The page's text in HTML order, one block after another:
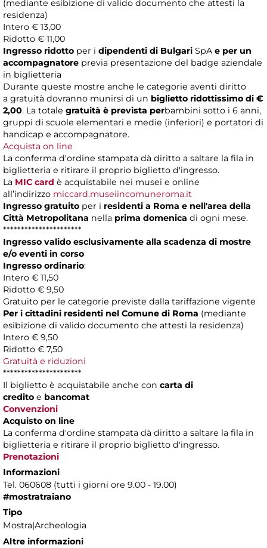
(mediante esibizione di valido documento che attesti la
residenza)
Intero € 13,00
Ridotto € 11,00
Ingresso ridotto per i dipendenti di Bulgari SpA e per un
accompagnatore previa presentazione del badge aziendale
in biglietteria
Durante queste mostre anche le categorie aventi diritto
a gratuità dovranno munirsi di un biglietto ridottissimo di €
2,00. La totale gratuità è prevista perbambini sotto i 6 anni,
gruppi di scuole elementari e medie (inferiori) e portatori di
handicap e accompagnatore.
Acquista on line
La conferma d'ordine stampata dà diritto a saltare la fila in
biglietteria e ritirare il proprio biglietto d'ingresso.
La MIC card è acquistabile nei musei e online
all’indirizzo miccard.museiincomuneroma.it
Ingresso gratuito per i residenti a Roma e nell'area della
Città Metropolitana nella prima domenica di ogni mese.
**********************
Ingresso valido esclusivamente alla scadenza di mostre
e/o eventi in corso
Ingresso ordinario:
Intero € 11,50
Ridotto € 9,50
Gratuito per le categorie previste dalla tariffazione vigente
Per i cittadini residenti nel Comune di Roma (mediante
esibizione di valido documento che attesti la residenza)
Intero € 9,50
Ridotto € 7,50
Gratuità e riduzioni
**********************
Il biglietto è acquistabile anche con carta di
credito e bancomat
Convenzioni
Acquisto on line
La conferma d'ordine stampata dà diritto a saltare la fila in
biglietteria e ritirare il proprio biglietto d'ingresso.
Prenotazioni
Informazioni
Tel. 060608 (tutti i giorni ore 9.00 - 19.00)
#mostratraiano
Tipo
Mostra|Archeologia
Altre informazioni